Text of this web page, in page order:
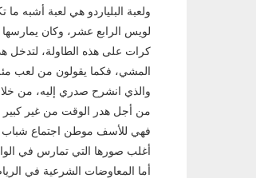
ولعبة البلياردو هي لعبة أشبه
لويس الرابع عشر، وكان
كرات على هذه الطاولة، لتدخل
المشي، فكما يقولون من لعب
والذي انشرح صدري إليه، من
من أجل هدر الوقت من غير كبير
فهي للأسف موطن اجتماع شباب لا
أغلب صورها التي تمارس في
أما المعاوضات الشرعية في